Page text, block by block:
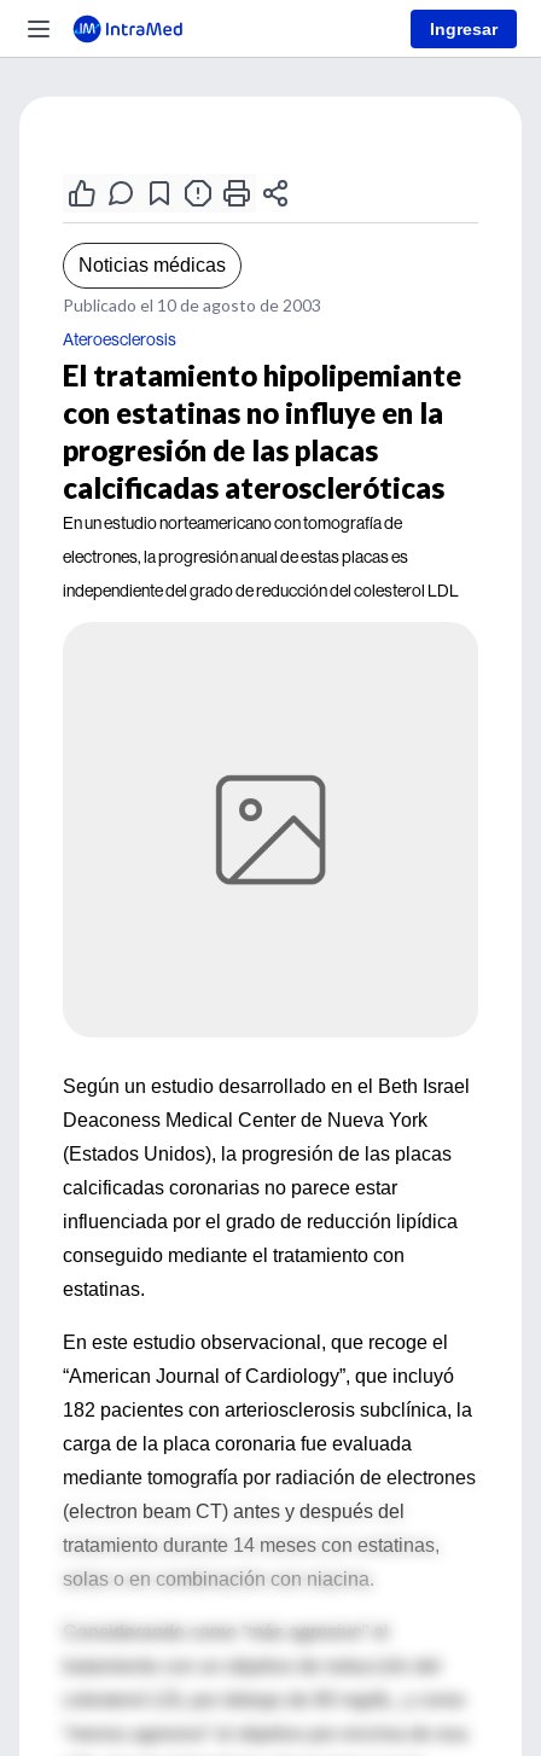
Ingresar
Noticias médicas
Publicado el 10 de agosto de 2003
Ateroesclerosis
El tratamiento hipolipemiante
con estatinas no influye en la
progresión de las placas
calcificadas ateroscleróticas
En un estudio norteamericano con tomografía de
electrones, la progresión anual de estas placas es
independiente del grado de reducción del colesterol LDL
Según un estudio desarrollado en el Beth Israel
Deaconess Medical Center de Nueva York
(Estados Unidos), la progresión de las placas
calcificadas coronarias no parece estar
influenciada por el grado de reducción lipídica
conseguido mediante el tratamiento con
estatinas.
En este estudio observacional, que recoge el
“American Journal of Cardiology”, que incluyó
182 pacientes con arteriosclerosis subclínica, la
carga de la placa coronaria fue evaluada
mediante tomografía por radiación de electrones
(electron beam CT) antes y después del
tratamiento durante 14 meses con estatinas,
solas o en combinación con niacina.
Considerando como “más agresivo” el
colesterol LDL por debajo de 80 mg/dL, y como
“menos agresivo” el objetivo por encima de esa